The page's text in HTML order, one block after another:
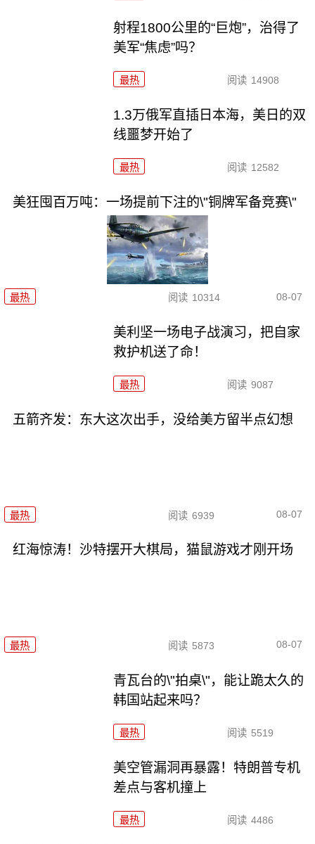
射程1800公里的“巨炮”，治得了
美军“焦虑”吗？
最热 阅读 14908
1.3万俄军直插日本海，美日的双
线噩梦开始了
最热 阅读 12582
美狂囤百万吨：一场提前下注的\"铜牌军备竞赛\"
最热 阅读 10314 08-07
美利坚一场电子战演习，把自家
救护机送了命！
最热 阅读 9087
五箭齐发：东大这次出手，没给美方留半点幻想
最热 阅读 6939 08-07
红海惊涛！沙特摆开大棋局，猫鼠游戏才刚开场
最热 阅读 5873 08-07
青瓦台的\"拍桌\"，能让跪太久的
韩国站起来吗？
最热 阅读 5519
美空管漏洞再暴露！特朗普专机
差点与客机撞上
最热 阅读 4486